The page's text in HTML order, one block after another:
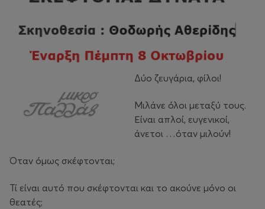
Δύο ζευγάρια, φίλοι!
Μιλάνε όλοι μεταξύ τους.
Είναι απλοί, ευγενικοί,
άνετοι …όταν μιλούν!
Όταν όμως σκέφτονται;
Τί είναι αυτό που σκέφτονται και το ακούνε μόνο οι
θεατές;